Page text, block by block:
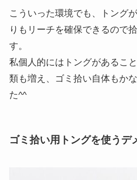
こういった環境でも、トング
りもリーチを確保できるので
す。
私個人的にはトングがあるこ
類も増え、ゴミ拾い自体もか
た^^
ゴミ拾い用トングを使うデ